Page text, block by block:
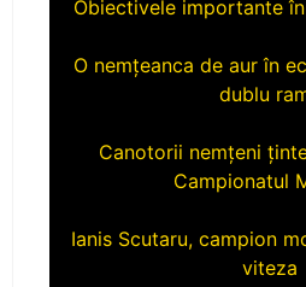
dublu
Campionatul
viteza